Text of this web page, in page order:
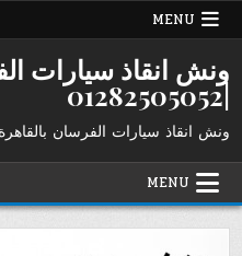
Skip
MENU
ونش انقاذ سيارات
|01282505052
ونش انقاذ سيارات الفرسان بالقاهرة
MENU